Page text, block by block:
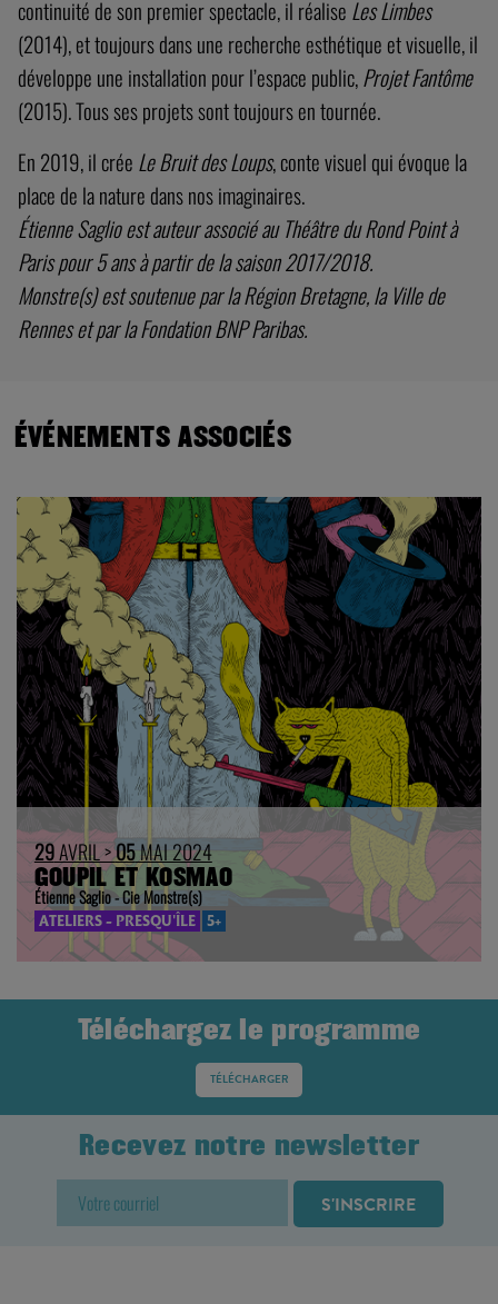
continuité de son premier spectacle, il réalise Les Limbes
(2014), et toujours dans une recherche esthétique et visuelle, il
développe une installation pour l’espace public,Projet Fantôme
(2015). Tous ses projets sont toujours en tournée.
En 2019, il crée Le Bruit des Loups, conte visuel qui évoque la
place de la nature dans nos imaginaires.
Étienne Saglio est auteur associé au Théâtre du Rond Point à
Paris pour 5 ans à partir de la saison 2017/2018.
Monstre(s) est soutenue par la Région Bretagne, la Ville de
Rennes et par la Fondation BNP Paribas.
ÉVÉNEMENTS ASSOCIÉS
29AVRIL >05MAI 2024
GOUPIL ET KOSMAO
Étienne Saglio - Cie Monstre(s)
ATELIERS - PRESQU'ÎLE 5+
Téléchargez le programme
TÉLÉCHARGER
Recevez notre newsletter